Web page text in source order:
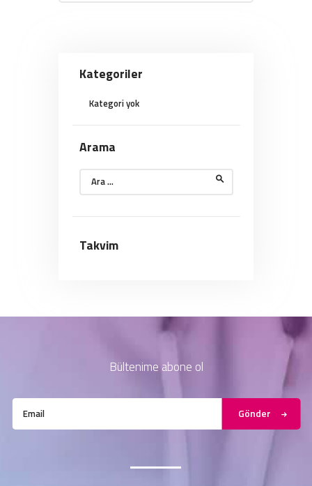
Kategoriler
Kategori yok
Arama
Arama:
Takvim
Bültenime abone ol
Gönder